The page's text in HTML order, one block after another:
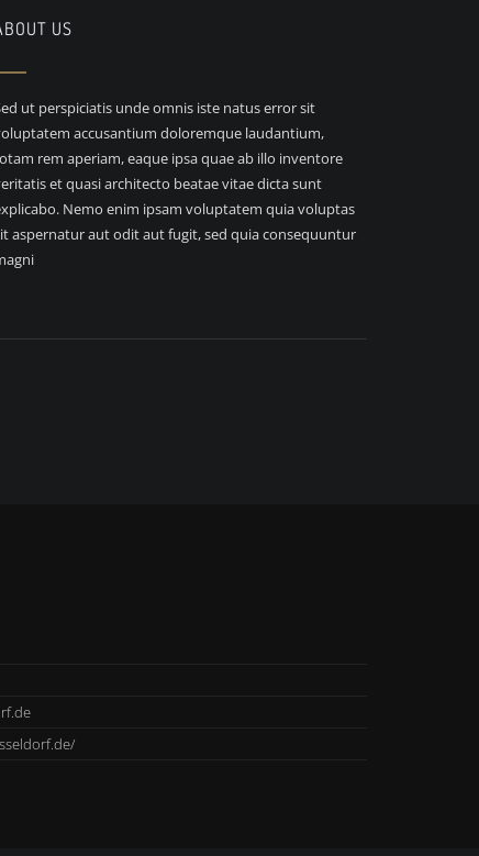
US
ut perspiciatis unde omnis iste natus error sit
accusantium doloremque laudantium,
rem aperiam, eaque ipsa quae ab illo inventore
et quasi architecto beatae vitae dicta sunt
Nemo enim ipsam voluptatem quia voluptas
aspernatur aut odit aut fugit, sed quia consequuntur